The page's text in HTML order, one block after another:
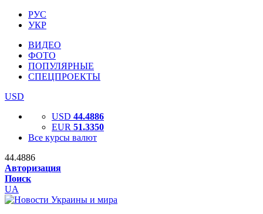
РУС
УКР
ВИДЕО
ФОТО
ПОПУЛЯРНЫЕ
СПЕЦПРОЕКТЫ
USD
USD 44.4886
EUR 51.3350
Все курсы валют
44.4886
Авторизация
Поиск
UA